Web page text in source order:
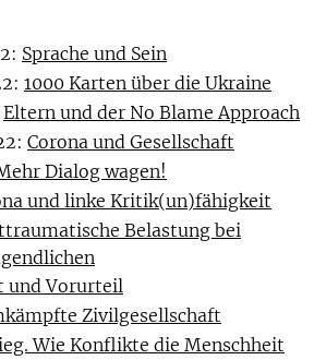
Sprache und Sein
1000 Karten über die Ukraine
Eltern und der No Blame Approach
Corona und Gesellschaft
Dialog wagen!
und linke Kritik(un)fähigkeit
Belastung bei
und Vorurteil
Zivilgesellschaft
Wie Konflikte die Menschheit